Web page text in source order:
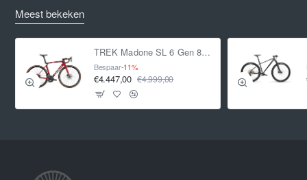
Meest bekeken
TREK Madone SL 6 Gen 8 CRIMSON L L 2025
Bespaar-11%
€4.447,00 €4.999,00